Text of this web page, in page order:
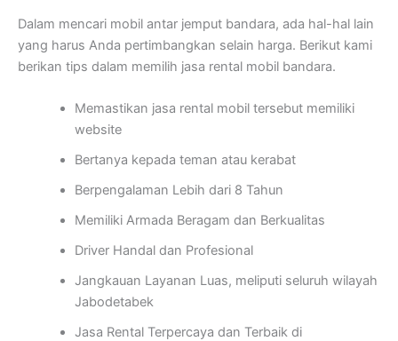
Dalam mencari mobil antar jemput bandara, ada hal-hal lain
yang harus Anda pertimbangkan selain harga. Berikut kami
berikan tips dalam memilih jasa rental mobil bandara.
Memastikan jasa rental mobil tersebut memiliki
website
Bertanya kepada teman atau kerabat
Berpengalaman Lebih dari 8 Tahun
Memiliki Armada Beragam dan Berkualitas
Driver Handal dan Profesional
Jangkauan Layanan Luas, meliputi seluruh wilayah
Jabodetabek
Jasa Rental Terpercaya dan Terbaik di